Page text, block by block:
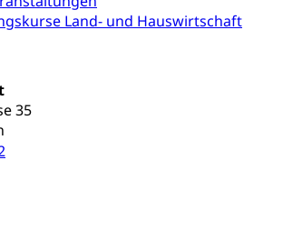
Land- und Hauswirtschaft
35
Sicherheit, öffentliche Ordnung
Vorrat
Wasserversorgung
Waffenschein, Waffenbüro,